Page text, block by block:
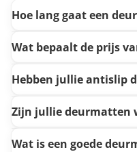
Hoe lang gaat een
Wat bepaalt de prijs
Hebben jullie antislip
Zijn jullie deurmatten
Wat is een goede